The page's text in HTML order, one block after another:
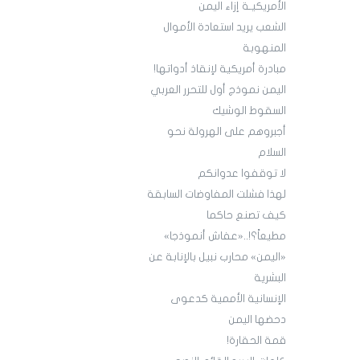
الأمريكيـة إزاء اليمن
الشعب يريد استعادة الأموال
المنهوبة
مبادرة أمريكية لإنقاذ أدواتها!
اليمن نموذج أول للتحرر العربي
السقوط الوشيك
أجبروهم على الهرولة نحو
السلام
لا توقفوا عدوانكم
لهذا فشلت المفاوضات السابقة
كيف تصنع حاكما
مطيعاً؟!..«عفاش أنموذجا»
«اليمن» محارب نبيل بالإنابة عن
البشرية
الإنسانية الأممية كدعوى
دحضها اليمن
قمة الحقارة!